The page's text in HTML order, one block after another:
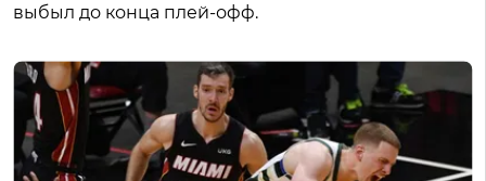
выбыл до конца плей-офф.